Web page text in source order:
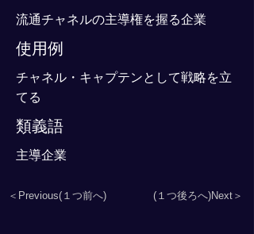
流通チャネルの主導権を握る企業
使用例
チャネル・キャプテンとして戦略を立
てる
類義語
主導企業
＜Previous(１つ前へ) (１つ後ろへ)Next＞